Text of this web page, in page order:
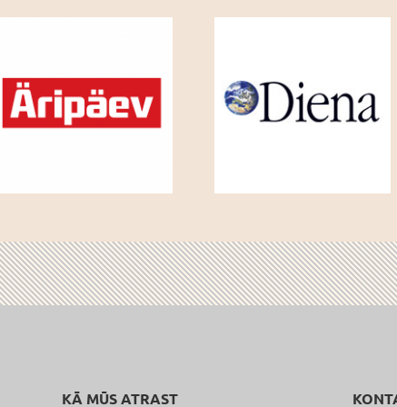
KĀ MŪS ATRAST